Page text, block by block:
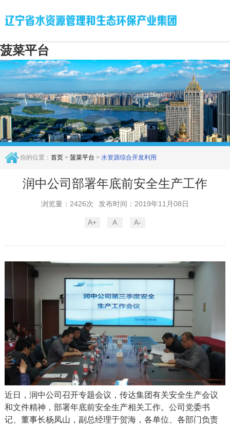
菠菜平台
你的位置： 首页> 菠菜平台 > 水资源综合开发利用
润中公司部署年底前安全生产工作
浏览量：2426次 发布时间：2019年11月08日
A+ A A-
近日，润中公司召开专题会议，传达集团有关安全生产会议
和文件精神，部署年底前安全生产相关工作。公司党委书
记、董事长杨凤山，副总经理于贺海，各单位、各部门负责